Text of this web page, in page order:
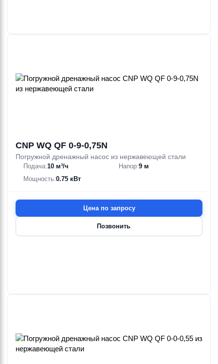
CNP WQ QF 0-9-0,75N
Погружной дренажный насос из нержавеющей стали
Подача:10 м³/ч Напор:9 м
Мощность:0.75 кВт
Цена по запросу
Позвонить